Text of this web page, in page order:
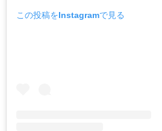
この投稿をInstagramで見る